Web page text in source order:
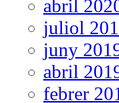
abril
juliol
juny
abril
febrer